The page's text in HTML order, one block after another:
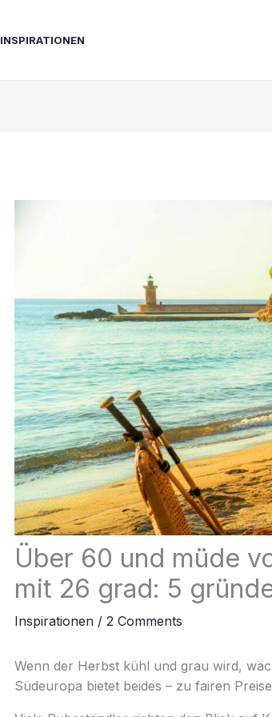
INSPIRATIONEN
Über 60 und müde
mit 26 grad: 5
Inspirationen/ 2 Comments
Wenn der Herbst kühl und grau wird,
Südeuropa bietet beides – zu fairen